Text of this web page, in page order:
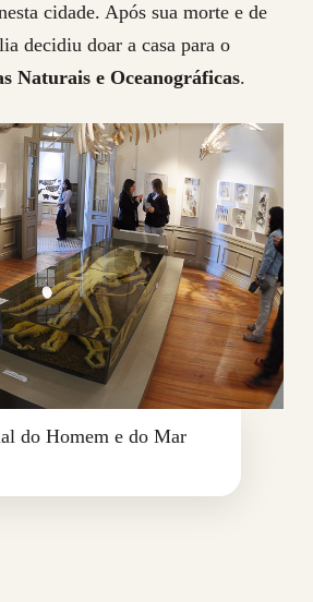
cidade. Após sua morte e de
decidiu doar a casa para o
Naturais e Oceanográficas.
do Homem e do Mar